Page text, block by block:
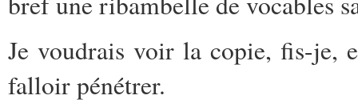
Je voudrais voir la copie, fis-je,
falloir pénétrer.